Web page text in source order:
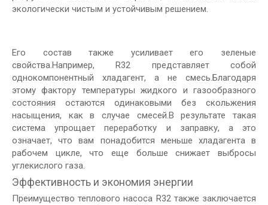
экологически чистым и устойчивым решением.
Его состав также усиливает его зеленые
свойства.Например, R32 представляет собой
однокомпонентный хладагент, а не смесь.Благодаря
этому фактору температуры жидкого и газообразного
состояния остаются одинаковыми без скольжения
насыщения, как в случае смесей.В результате такая
система упрощает переработку и заправку, а это
означает, что вам понадобится меньше хладагента в
рабочем цикле, что еще больше снижает выбросы
углекислого газа.
Эффективность и экономия энергии
Преимущество теплового насоса R32 также заключается